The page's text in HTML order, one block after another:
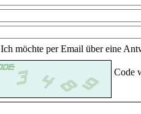
Ich möchte per Email über eine
Code